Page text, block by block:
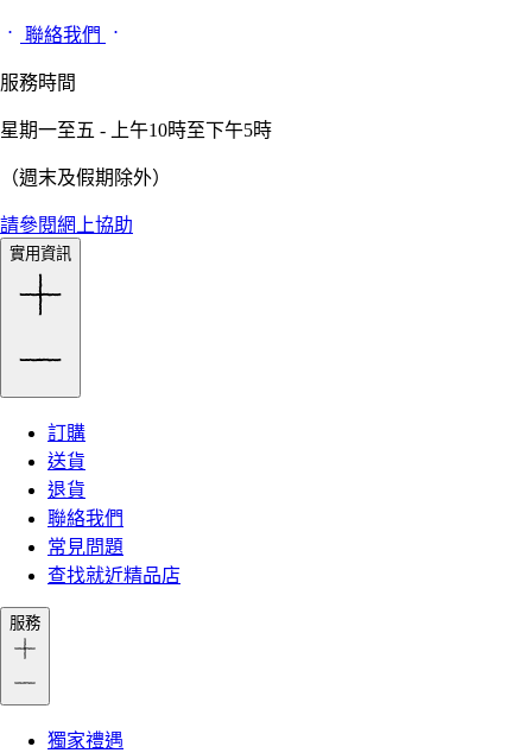
聯絡我們
服務時間
星期一至五 - 上午10時至下午5時
（週末及假期除外）
請參閱網上協助
實用資訊
訂購
送貨
退貨
聯絡我們
常見問題
查找就近精品店
服務
獨家禮遇